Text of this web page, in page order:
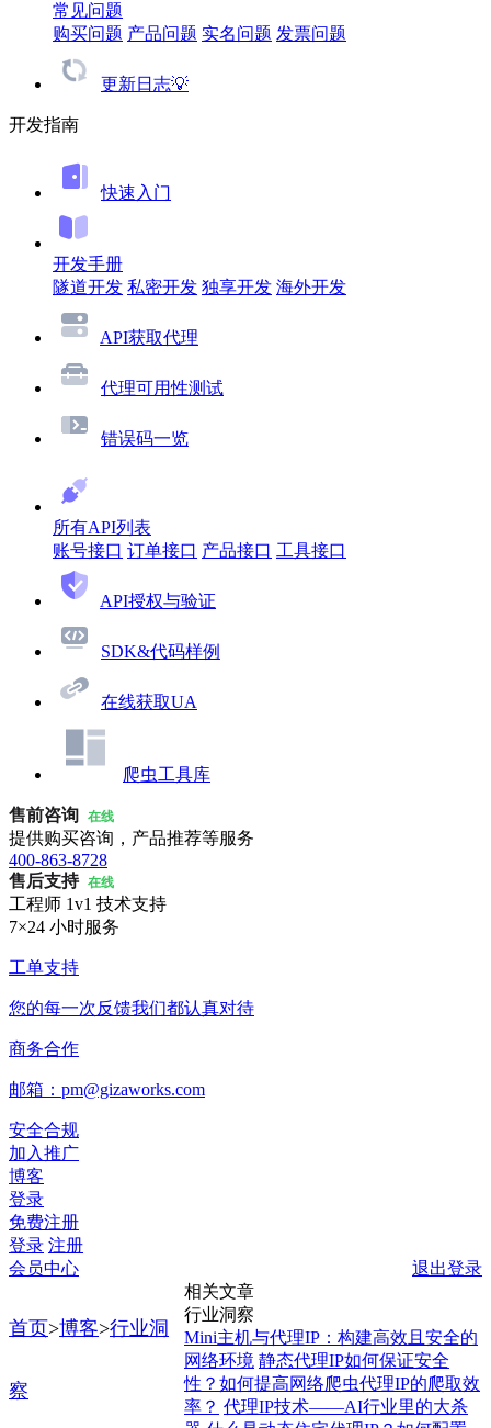
常见问题
购买问题 产品问题 实名问题 发票问题
更新日志💡
开发指南
快速入门
开发手册
隧道开发 私密开发 独享开发 海外开发
API获取代理
代理可用性测试
错误码一览
所有API列表
账号接口 订单接口 产品接口 工具接口
API授权与验证
SDK&代码样例
在线获取UA
爬虫工具库
售前咨询 在线
提供购买咨询，产品推荐等服务
400-863-8728
售后支持 在线
工程师 1v1 技术支持
7×24 小时服务
工单支持
您的每一次反馈我们都认真对待
商务合作
邮箱：pm@gizaworks.com
安全合规
加入推广
博客
登录
免费注册
登录 注册
会员中心
退出登录
首页>博客>行业洞
察
相关文章
行业洞察
Mini主机与代理IP：构建高效且安全的
网络环境 静态代理IP如何保证安全
性？如何提高网络爬虫代理IP的爬取效
率？ 代理IP技术——AI行业里的大杀